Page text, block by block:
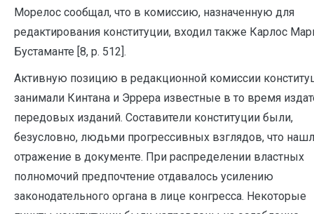
Морелос сообщал, что в комиссию, назначенную для
редактирования конституции, входил также Карлос
Бустаманте [8, р. 512].
Активную позицию в редакционной комиссии
занимали Кинтана и Эррера известные в то время
передовых изданий. Составители конституции были,
безусловно, людьми прогрессивных взглядов, что
отражение в документе. При распределении властных
полномочий предпочтение отдавалось усилению
законодательного органа в лице конгресса. Некоторые